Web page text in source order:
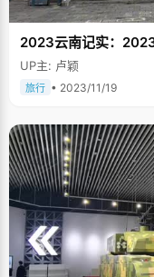
2023云南记实：
UP主: 卢颖
旅行 • 2023/11/19